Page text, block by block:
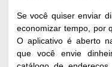
Se você quiser enviar
economizar tempo, por
O aplicativo é aberto
que você envie